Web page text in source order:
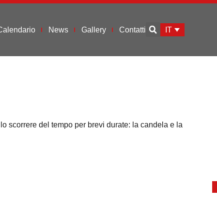
News Gallery Contatti IT
scorrere del tempo per brevi durate: la candela e la